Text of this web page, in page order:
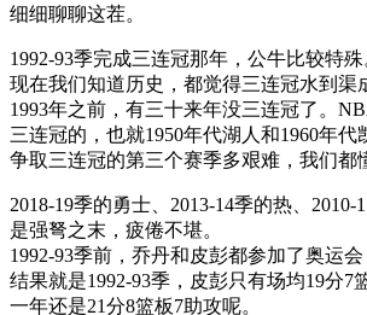
细细聊聊这茬。
1992-93季完成三连冠那年，公牛比较特殊
现在我们知道历史，都觉得三连冠水到渠
1993年之前，有三十来年没三连冠了。
三连冠的，也就1950年代湖人和1960年代
争取三连冠的第三个赛季多艰难，我们都
2018-19季的勇士、2013-14季的热、
是强弩之末，疲倦不堪。
1992-93季前，乔丹和皮彭都参加了奥运会
结果就是1992-93季，皮彭只有场均19分
一年还是21分8篮板7助攻呢。